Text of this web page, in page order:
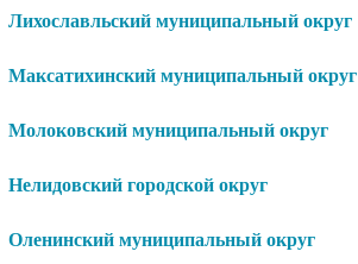
Лихославльский муниципальный округ
Максатихинский муниципальный округ
Молоковский муниципальный округ
Нелидовский городской округ
Оленинский муниципальный округ